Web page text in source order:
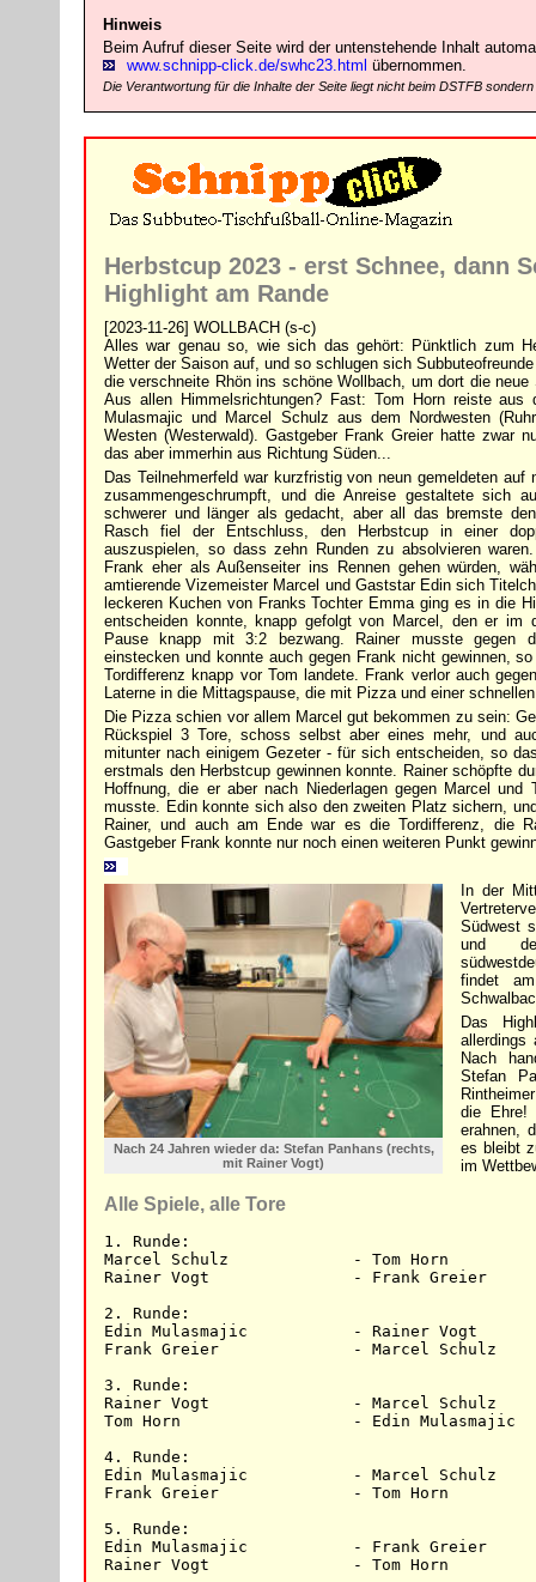
Hinweis
Beim Aufruf dieser Seite wird der untenstehende Inhalt
www.schnipp-click.de/swhc23.html übernommen.
Die Verantwortung für die Inhalte der Seite liegt nicht beim DSTFB
Herbstcup 2023 - erst Schnee, dann
Highlight am Rande
[2023-11-26] WOLLBACH (s-c)
Alles war genau so, wie sich das gehört: Pünktlich zum
Wetter der Saison auf, und so schlugen sich
die verschneite Rhön ins schöne Wollbach, um dort die
Aus allen Himmelsrichtungen? Fast: Tom Horn reiste aus
Mulasmajic und Marcel Schulz aus dem Nordwesten
Westen (Westerwald). Gastgeber Frank Greier hatte zwar
das aber immerhin aus Richtung Süden...
Das Teilnehmerfeld war kurzfristig von neun gemeldeten auf
zusammengeschrumpft, und die Anreise gestaltete sich
schwerer und länger als gedacht, aber all das bremste
Rasch fiel der Entschluss, den Herbstcup in einer
auszuspielen, so dass zehn Runden zu absolvieren
Frank eher als Außenseiter ins Rennen gehen würden,
amtierende Vizemeister Marcel und Gaststar Edin sich
leckeren Kuchen von Franks Tochter Emma ging es in die
entscheiden konnte, knapp gefolgt von Marcel, den er im
Pause knapp mit 3:2 bezwang. Rainer musste gegen
einstecken und konnte auch gegen Frank nicht gewinnen,
Tordifferenz knapp vor Tom landete. Frank verlor auch
Laterne in die Mittagspause, die mit Pizza und einer
Die Pizza schien vor allem Marcel gut bekommen zu sein:
Rückspiel 3 Tore, schoss selbst aber eines mehr, und
mitunter nach einigem Gezeter - für sich entscheiden, so
erstmals den Herbstcup gewinnen konnte. Rainer schöpfte
Hoffnung, die er aber nach Niederlagen gegen Marcel und
musste. Edin konnte sich also den zweiten Platz sichern,
Rainer, und auch am Ende war es die Tordifferenz, die
Gastgeber Frank konnte nur noch einen weiteren Punkt
Nach 24 Jahren wieder da: Stefan Panhans (rechts,
mit Rainer Vogt)
In der
Südwest
und
findet
Das
allerdings
Nach
Stefan
die Ehre!
erahnen,
es bleibt
im
Alle Spiele, alle Tore
1. Runde:
Marcel Schulz             - Tom Horn
Rainer Vogt               - Frank
2. Runde:
Edin Mulasmajic           - Rainer
Frank Greier              - Marcel
3. Runde:
Rainer Vogt               - Marcel
Tom Horn                  - Edin
4. Runde:
Edin Mulasmajic           - Marcel
Frank Greier              - Tom Horn
5. Runde:
Edin Mulasmajic           - Frank
Rainer Vogt               - Tom Horn